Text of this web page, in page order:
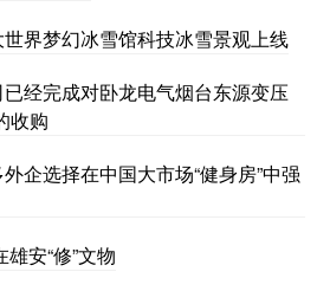
界梦幻冰雪馆科技冰雪景观上线
经完成对卧龙电气烟台东源变压
收购
企选择在中国大市场“健身房”中强
安“修”文物